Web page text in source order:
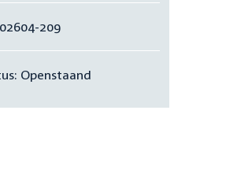
209
Openstaand